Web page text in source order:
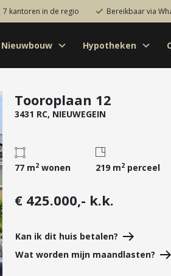
Projectontwikkelaars
7 kantoren in de regio Bereikbaar via
Bestaande bouw
Nieuwbouw
Bedrijfsaanbod
Internationaal
Nieuwbouw
Nieuwbouw Hypotheken
oversluiten
Starterslening
Financiële check
hypotheek
Tooroplaan 12
3431 RC, NIEUWEGEIN
77 m2 wonen 219 m2 perceel
€ 425.000,- k.k.
Kan ik dit huis betalen?
Wat worden mijn maandlasten?